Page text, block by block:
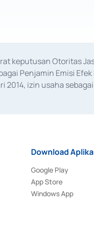
keputusan Otoritas
Penjamin Emisi
2014, izin usaha
Download
Google Play
App Store
Windows App